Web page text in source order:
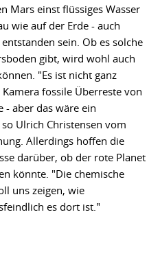
Mars einst flüssiges Wasser
wie auf der Erde - auch
sein. Ob es solche
gibt, wird wohl auch
"Es ist nicht ganz
fossile Überreste von
- aber das wäre ein
Ulrich Christensen vom
Allerdings hoffen die
darüber, ob der rote Planet
könnte. "Die chemische
uns zeigen, wie
es dort ist."